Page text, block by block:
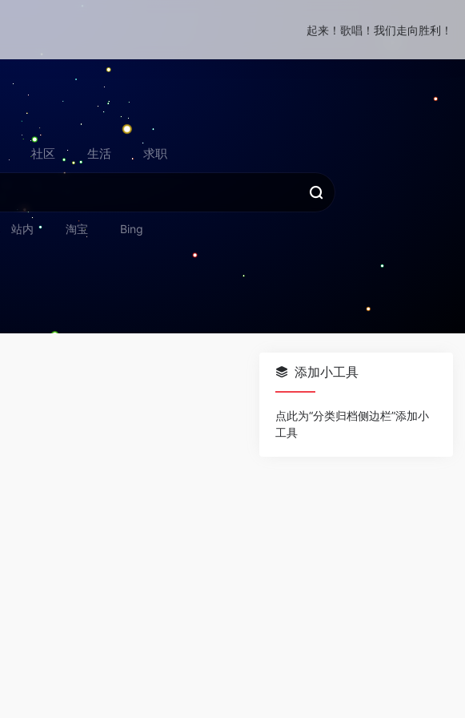
起来！歌唱！我们走向胜利！
社区 生活 求职
站内 淘宝 Bing
添加小工具
点此为“分类归档侧边栏”添加小
工具